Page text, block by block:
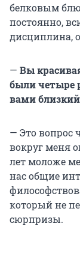
белковым
постоянно,
дисциплина,
— Вы
были четыре
вами близкий
— Это вопрос
вокруг меня
лет моложе
нас общие
который не
сюрпризы.